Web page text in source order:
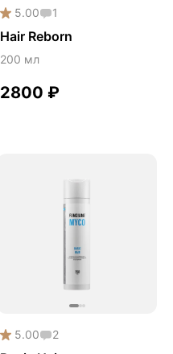
5.00 1
Hair Reborn
200 мл
2800 ₽
5.00 2